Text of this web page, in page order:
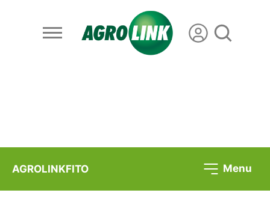
AGROLINKFITO Menu